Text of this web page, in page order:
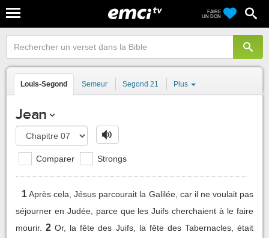
FAIRE
UN DON
Louis-Segond Semeur Segond 21 Plus
Jean
Comparer Strongs
1Après cela, Jésus parcourait la Galilée, car il ne voulait pas
séjourner en Judée, parce que les Juifs cherchaient à le faire
mourir. 2 Or, la fête des Juifs, la fête des Tabernacles, était